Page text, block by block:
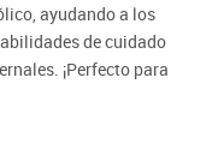
ayudando a los
de cuidado
¡Perfecto para